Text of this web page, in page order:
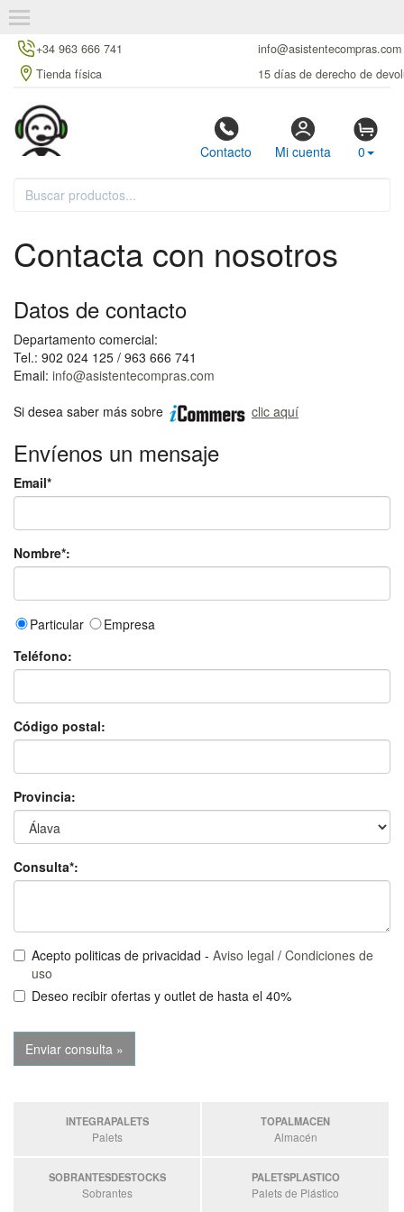
+34 963 666 741
info@asistentecompras.com
Tienda física
15 días de derecho de
Contacto Mi cuenta 0
Contacta con nosotros
Datos de contacto
Departamento comercial:
Tel.: 902 024 125 / 963 666 741
Email: info@asistentecompras.com
Si desea saber más sobre
clic aquí
Envíenos un mensaje
Email*
Nombre*:
Particular
Empresa
Teléfono:
Código postal:
Provincia:
Consulta*:
Acepto politicas de privacidad - Aviso legal / Condiciones de
uso
Deseo recibir ofertas y outlet de hasta el 40%
INTEGRAPALETS
Palets
TOPALMACEN
Almacén
SOBRANTESDESTOCKS
Sobrantes
PALETSPLASTICO
Palets de Plástico